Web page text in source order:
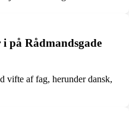
på Rådmandsgade
vifte af fag, herunder dansk,